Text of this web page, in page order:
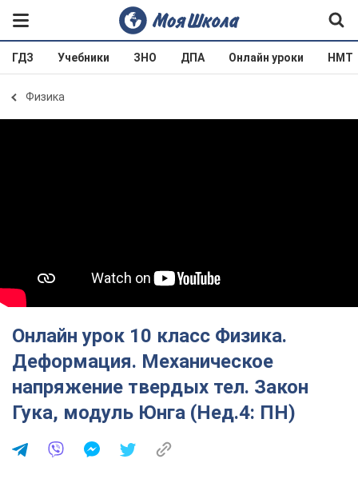
ГДЗ Учебники ЗНО ДПА Онлайн уроки НМТ
Физика
Онлайн урок 10 класс Физика.
Деформация. Механическое
напряжение твердых тел. Закон
Гука, модуль Юнга (Нед.4: ПН)